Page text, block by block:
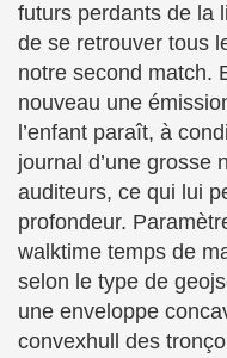
futurs perdants de la
de se retrouver tous
notre second match.
nouveau une
l’enfant paraît, à
journal d’une grosse
auditeurs, ce qui lui
profondeur.
walktime temps de
selon le type de
une enveloppe
convexhull des